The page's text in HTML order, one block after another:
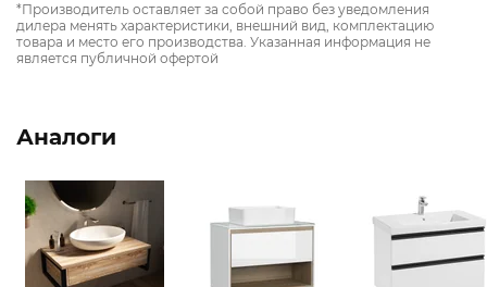
*Производитель оставляет за собой право без уведомления
дилера менять характеристики, внешний вид, комплектацию
товара и место его производства. Указанная информация не
является публичной офертой
Аналоги